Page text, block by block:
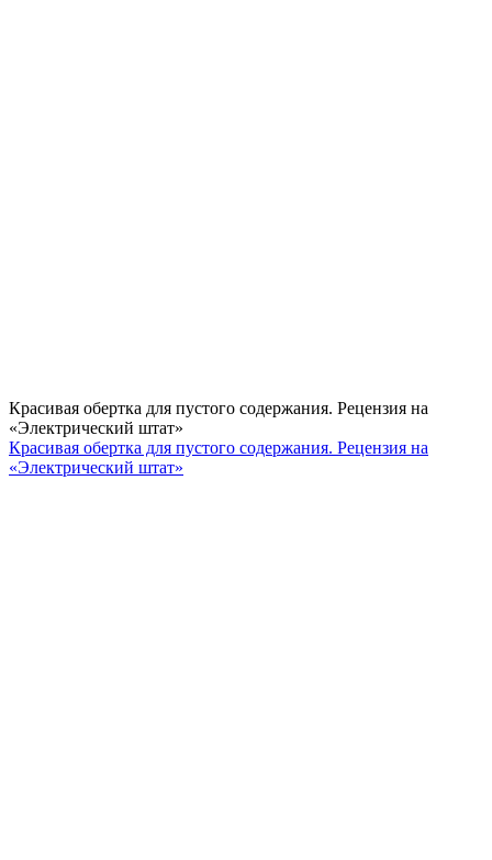
Красивая обертка для пустого содержания. Рецензия на
«Электрический штат»
Красивая обертка для пустого содержания. Рецензия на
«Электрический штат»